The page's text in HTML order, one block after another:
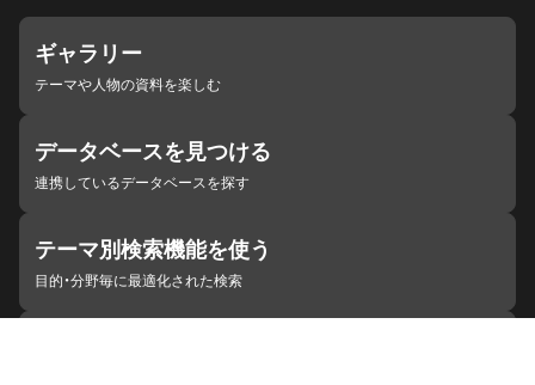
ギャラリー
テーマや人物の資料を楽しむ
データベースを見つける
連携しているデータベースを探す
テーマ別検索機能を使う
目的・分野毎に最適化された検索